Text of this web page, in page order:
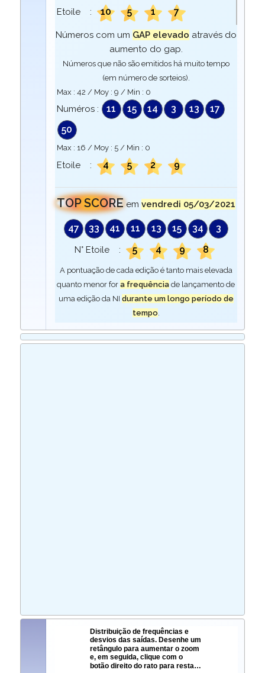
Etoile : 10 5 1 7
Números com um GAP elevado através do
aumento do gap.
Números que não são emitidos há muito tempo
(em número de sorteios).
Max : 42 / Moy : 9 / Min : 0
Numéros : 11 15 14 3 13
17
50
Max : 16 / Moy : 5/ Min : 0
Etoile : 4 5 2 9
TOP SCORE em vendredi 05/03/2021
47 33 41 11 13 15 34 3
N° Etoile : 5 4 9 8
A pontuação de cada edição é tanto mais elevada
quanto menor fora frequência de lançamento de
uma edição da NI durante um longo período de
tempo.
Distribuição de frequências e
desvios das saídas. Desenhe um
retângulo para aumentar o zoom
e, em seguida, clique com o
botão direito do rato para resta…